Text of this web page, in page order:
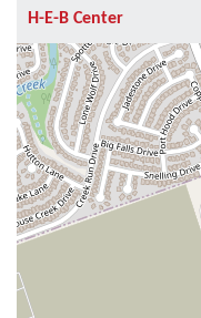
H-E-B Center